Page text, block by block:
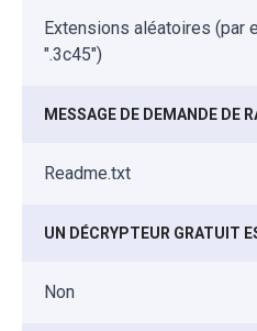
Extensions aléatoires (par
".3c45")
MESSAGE DE DEMANDE DE
Readme.txt
UN DÉCRYPTEUR GRATUIT
Non